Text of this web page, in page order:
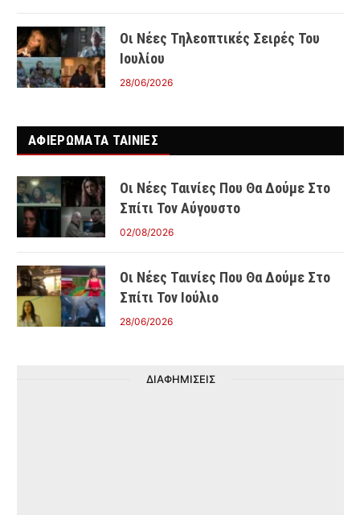
Οι Νέες Τηλεοπτικές Σειρές Του
Ιουλίου
28/06/2026
ΑΦΙΕΡΩΜΑΤΑ ΤΑΙΝΊΕΣ
Οι Νέες Ταινίες Που Θα Δούμε Στο
Σπίτι Τον Αύγουστο
02/08/2026
Οι Νέες Ταινίες Που Θα Δούμε Στο
Σπίτι Τον Ιούλιο
28/06/2026
ΔΙΑΦΗΜΙΣΕΙΣ